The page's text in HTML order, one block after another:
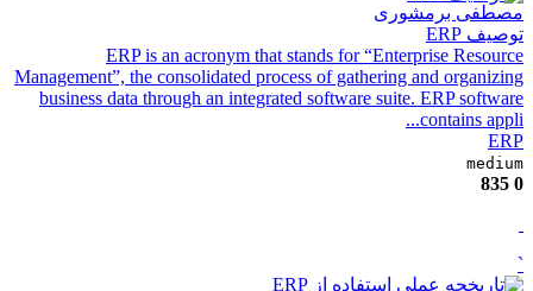
مصطفی برمشوری
توصیف ERP
ERP is an acronym that stands for “Enterprise Resource
Management”, the consolidated process of gathering and organizing
business data through an integrated software suite. ERP software
contains appli...
ERP
medium
0
835
`